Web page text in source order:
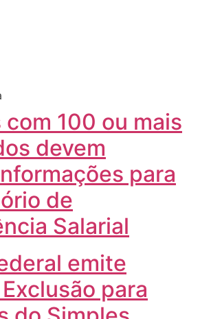
com 100 ou mais
devem
para
de
Salarial
emite
para